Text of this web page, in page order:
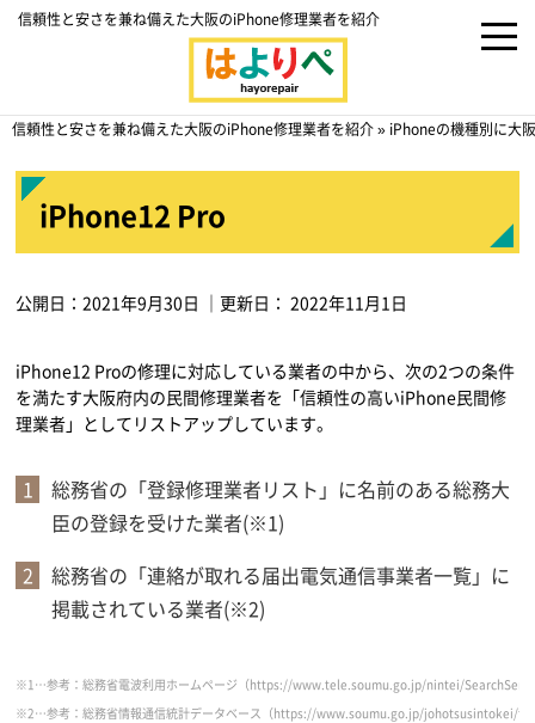
信頼性と安さを兼ね備えた大阪のiPhone修理業者を紹介
信頼性と安さを兼ね備えた大阪のiPhone修理業者を紹介» iPhoneの機種別に大
iPhone12 Pro
公開日：2021年9月30日 ｜更新日：2022年11月1日
iPhone12 Proの修理に対応している業者の中から、次の2つの条件
を満たす大阪府内の民間修理業者を「信頼性の高いiPhone民間修
理業者」としてリストアップしています。
総務省の「登録修理業者リスト」に名前のある総務大
臣の登録を受けた業者(※1)
総務省の「連絡が取れる届出電気通信事業者一覧」に
掲載されている業者(※2)
※1…参考：総務省電波利用ホームページ（https://www.tele.soumu.go.jp/nintei/
※2…参考：総務省情報通信統計データベース（https://www.soumu.go.jp/johotsusintokei/